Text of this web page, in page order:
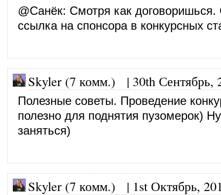
@Санёк: Смотря как
ссылка на спонсора в конкурсных
Skyler (7 комм.) | 30th Сентябрь,
Полезные советы. Проведение
полезно для поднятия пузомерок)
заняться)
Skyler (7 комм.) | 1st Октябрь,